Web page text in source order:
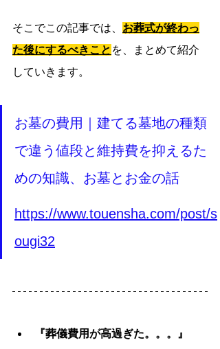
そこでこの記事では、 お葬式が終わっ
た後にするべきこと を、まとめて紹介
していきます。
お墓の費用｜建てる墓地の種類
で違う値段と維持費を抑えるた
めの知識、お墓とお金の話
https://www.touensha.com/post/s
ougi32
『葬儀費用が高過ぎた。。。』